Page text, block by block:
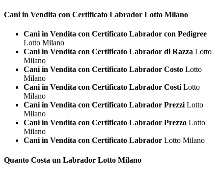
Cani in Vendita con Certificato Labrador Lotto Milano
Cani in Vendita con Certificato Labrador con Pedigree
Lotto Milano
Cani in Vendita con Certificato Labrador di Razza Lotto
Milano
Cani in Vendita con Certificato Labrador Costo Lotto
Milano
Cani in Vendita con Certificato Labrador Costi Lotto
Milano
Cani in Vendita con Certificato Labrador Prezzi Lotto
Milano
Cani in Vendita con Certificato Labrador Prezzo Lotto
Milano
Cani in Vendita con Certificato Labrador Lotto Milano
Quanto Costa un Labrador Lotto Milano